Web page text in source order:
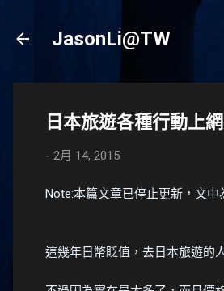
JasonLi@TW
日本旅遊各種行動上
- 2月 14, 2015
Note:本篇文章已停止更新，文中
這幾年日幣貶值，去日本旅遊的